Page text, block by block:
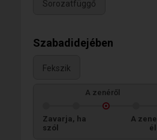
Sorozatfüggő
Szabadidejében
Fekszik
A zenéről
Zavarja, ha
szól
A